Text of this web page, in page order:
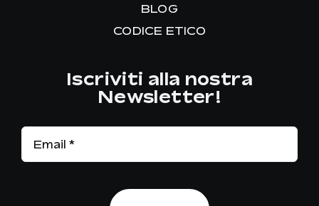
BLOG
CODICE ETICO
Iscriviti alla nostra
Newsletter!